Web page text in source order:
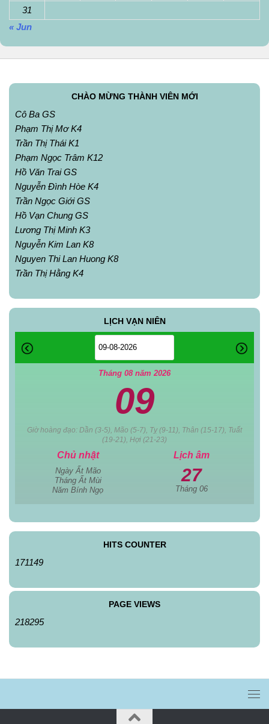
31
« Jun
CHÀO MỪNG THÀNH VIÊN MỚI
Cô Ba GS
Phạm Thị Mơ K4
Trần Thị Thái K1
Phạm Ngọc Trâm K12
Hồ Văn Trai GS
Nguyễn Đình Hòe K4
Trần Ngọc Giới GS
Hồ Vạn Chung GS
Lương Thị Minh K3
Nguyễn Kim Lan K8
Nguyen Thi Lan Huong K8
Trần Thị Hằng K4
LỊCH VẠN NIÊN
Tháng 08 năm 2026
09
Giờ hoàng đạo: Dần (3-5), Mão (5-7), Tỵ (9-11), Thân (15-17), Tuất
(19-21), Hợi (21-23)
Chủ nhật
Ngày Ất Mão
Tháng Ất Mùi
Năm Bính Ngọ
Lịch âm
27
Tháng 06
HITS COUNTER
171149
PAGE VIEWS
218295